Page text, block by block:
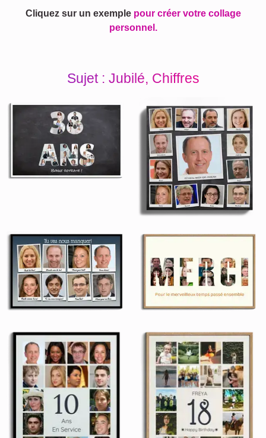
Cliquez sur un exemple pour créer votre collage
personnel.
Sujet : Jubilé, Chiffres